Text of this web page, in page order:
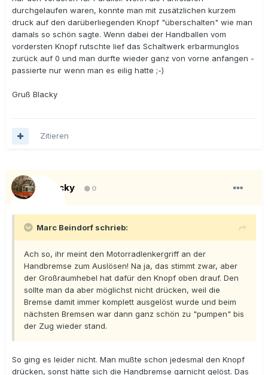
durchgelaufen waren, konnte man mit zusätzlichen kurzem
druck auf den darüberliegenden Knopf "überschalten" wie man
damals so schön sagte. Wenn dabei der Handballen vom
vordersten Knopf rutschte lief das Schaltwerk erbarmunglos
zurück auf 0 und man durfte wieder ganz von vorne anfangen -
passierte nur wenn man es eilig hatte ;-)
Gruß Blacky
Zitieren
Blacky 0
Marc Beindorf schrieb:
Ach so, ihr meint den Motorradlenkergriff an der
Handbremse zum Auslösen! Na ja, das stimmt zwar, aber
der Großraumhebel hat dafür den Knopf oben drauf. Den
sollte man da aber möglichst nicht drücken, weil die
Bremse damit immer komplett ausgelöst wurde und beim
nächsten Bremsen war dann ganz schön zu "pumpen" bis
der Zug wieder stand.
So ging es leider nicht. Man mußte schon jedesmal den Knopf
drücken, sonst hätte sich die Handbremse garnicht gelöst. Das